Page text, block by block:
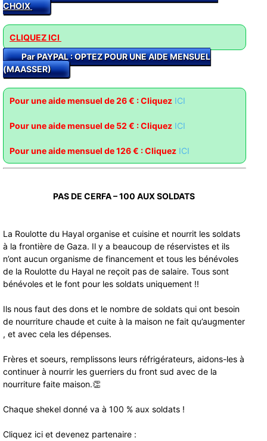
CHOIX
CLIQUEZ ICI
Par PAYPAL : OPTEZ POUR UNE AIDE MENSUEL
(MAASSER)
Pour une aide mensuel de 26 € : Cliquez ICI
Pour une aide mensuel de 52 € : Cliquez ICI
Pour une aide mensuel de 126 € : Cliquez ICI
PAS DE CERFA – 100 AUX SOLDATS
La Roulotte du Hayal organise et cuisine et nourrit les soldats
à la frontière de Gaza. Il y a beaucoup de réservistes et ils
n’ont aucun organisme de financement et tous les bénévoles
de la Roulotte du Hayal ne reçoit pas de salaire. Tous sont
bénévoles et le font pour les soldats uniquement !!
Ils nous faut des dons et le nombre de soldats qui ont besoin
de nourriture chaude et cuite à la maison ne fait qu’augmenter
, et avec cela les dépenses.
Frères et soeurs, remplissons leurs réfrigérateurs, aidons-les à
continuer à nourrir les guerriers du front sud avec de la
nourriture faite maison.👏
Chaque shekel donné va à 100 % aux soldats !
Cliquez ici et devenez partenaire :